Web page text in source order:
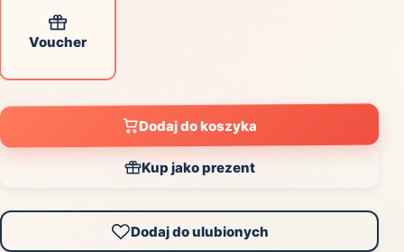
Voucher
Dodaj do koszyka
Kup jako prezent
Dodaj do ulubionych